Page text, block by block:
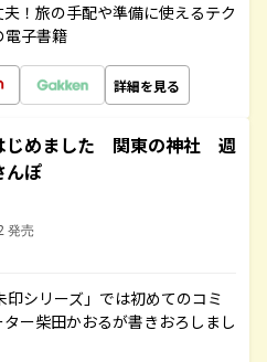
！旅の手配や準備に使えるテク
電子書籍
詳細を見る
じめました 関東の神社 週
んぽ
発売
シリーズ」では初めてのコミ
ー柴田かおるが書きおろしまし